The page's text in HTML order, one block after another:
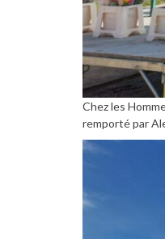
Chez les
remporté par